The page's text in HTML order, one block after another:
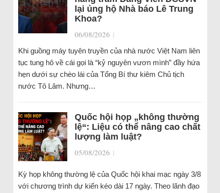
lại ủng hộ Nhà báo Lê Trung
Khoa?
06/08/2026 |
Khi guồng máy tuyên truyền của nhà nước Việt Nam liên
tục tung hô về cái gọi là “kỷ nguyên vươn mình” đầy hứa
hẹn dưới sự chèo lái của Tổng Bí thư kiêm Chủ tịch
nước Tô Lâm. Nhưng…
Quốc hội họp „không thường
lệ“: Liệu có thể nâng cao chất
lượng làm luật?
05/08/2026 |
Kỳ họp không thường lệ của Quốc hội khai mạc ngày 3/8
với chương trình dự kiến kéo dài 17 ngày. Theo lãnh đạo